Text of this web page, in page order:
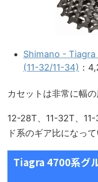
Shimano - Tiagra
(11-32/11-34) ：
カセットは非常に幅の
12-28T、11-32T、
ド系のギア比になって
Tiagra 4700系グ